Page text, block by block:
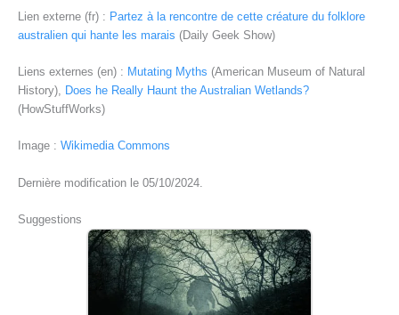
Lien externe (fr) : Partez à la rencontre de cette créature du folklore
australien qui hante les marais (Daily Geek Show)
Liens externes (en) : Mutating Myths (American Museum of Natural
History), Does he Really Haunt the Australian Wetlands?
(HowStuffWorks)
Image : Wikimedia Commons
Dernière modification le 05/10/2024.
Suggestions